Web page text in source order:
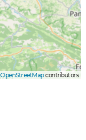
OpenStreetMapcontributors